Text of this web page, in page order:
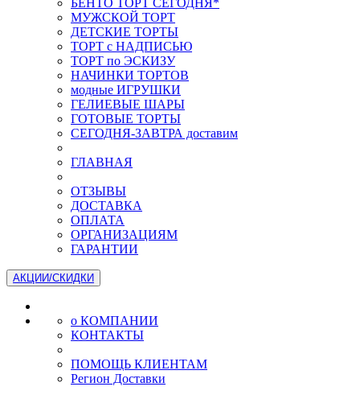
БЕНТО ТОРТ СЕГОДНЯ*
МУЖСКОЙ ТОРТ
ДЕТСКИЕ ТОРТЫ
ТОРТ с НАДПИСЬЮ
ТОРТ по ЭСКИЗУ
НАЧИНКИ ТОРТОВ
модные ИГРУШКИ
ГЕЛИЕВЫЕ ШАРЫ
ГОТОВЫЕ ТОРТЫ
СЕГОДНЯ-ЗАВТРА доставим
ГЛАВНАЯ
ОТЗЫВЫ
ДОСТАВКА
ОПЛАТА
ОРГАНИЗАЦИЯМ
ГАРАНТИИ
АКЦИИ/СКИДКИ
о КОМПАНИИ
КОНТАКТЫ
ПОМОЩЬ КЛИЕНТАМ
Регион Доставки